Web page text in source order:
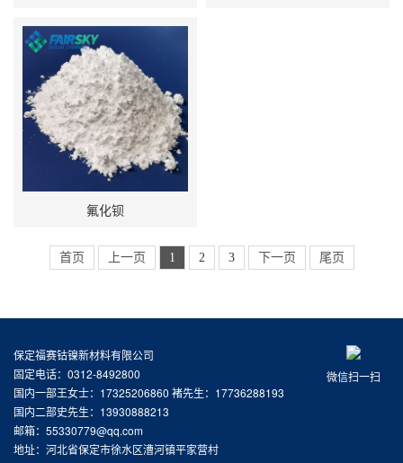
氟化钡
首页 上一页 1 2 3 下一页 尾页
微信扫一扫
保定福赛钴镍新材料有限公司
固定电话：0312-8492800
国内一部王女士：17325206860 褚先生：17736288193
国内二部史先生：13930888213
邮箱：55330779@qq.com
地址：河北省保定市徐水区漕河镇平家营村